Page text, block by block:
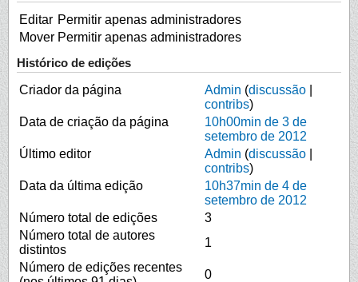
Editar Permitir apenas administradores
Mover Permitir apenas administradores
Histórico de edições
Criador da página
Admin (discussão
contribs)
Data de criação da página
10h00min de 3 de
setembro de 2012
Último editor
Admin (discussão
contribs)
Data da última edição
10h37min de 4 de
setembro de 2012
Número total de edições
3
Número total de autores
distintos
1
Número de edições recentes
0